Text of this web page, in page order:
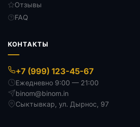
Отзывы
FAQ
КОНТАКТЫ
+7 (999) 123-45-67
Ежедневно 9:00 — 21:00
binom@binom.in
Сыктывкар, ул. Дырнос, 97